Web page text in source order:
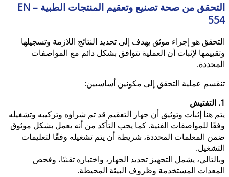
التحقق من صحة تصنيع وتعقيم المنتجات الطبية – EN
554
التحقق هو إجراء موثق يهدف إلى تحديد النتائج اللازمة وتسجيلها
وتقييمها لإثبات أن العملية تتوافق بشكل دائم مع المواصفات
المحددة.
تنقسم عملية التحقق إلى مكونين أساسيين:
1. التفتيش
يتم هنا إثبات وتوثيق أن جهاز التعقيم قد تم شراؤه وتركيبه وتشغيله
وفقًا للمواصفات الفنية. كما يجب التأكد من أنه يعمل بشكل موثوق
ضمن المعلمات المحددة، شريطة أن يتم تشغيله وفقًا لتعليمات
التشغيل.
وبالتالي، يشمل التجهيز تحديد الجهاز، واختباره تقنيًا، وفحص
المعدات المستخدمة وظروف البيئة المحيطة.